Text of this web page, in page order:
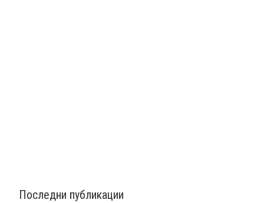
Последни публикации